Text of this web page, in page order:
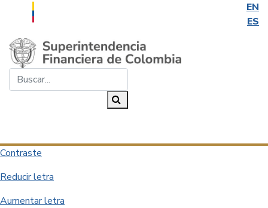
EN
ES
Saltar al contenido principal
Contraste
Reducir letra
Aumentar letra